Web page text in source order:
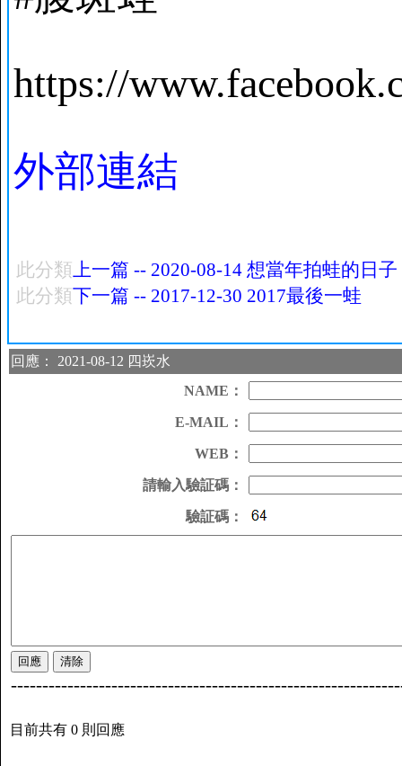
https://
外部連結
此分類 上一篇 -- 2020-08-14 想當年拍蛙的日子
此分類下一篇 -- 2017-12-30 2017最後一蛙
回應： 2021-08-12 四崁水
NAME：
E-MAIL：
WEB：
請輸入驗証碼：
驗証碼：
目前共有 0 則回應